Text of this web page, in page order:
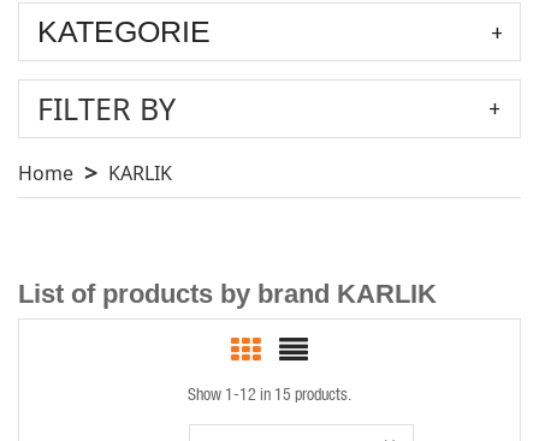
KATEGORIE
FILTER BY
Home KARLIK
List of products by brand KARLIK
Show 1-12 in 15 products.
QUICK VIEW QUICK VIEW